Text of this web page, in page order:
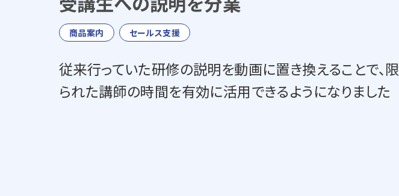
商品案内 セールス支援
従来行っていた研修の説明を動画に置き換えることで、限
られた講師の時間を有効に活用できるようになりました